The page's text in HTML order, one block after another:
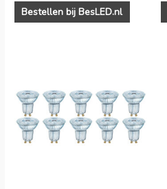
Bestellen bij BesLED.nl